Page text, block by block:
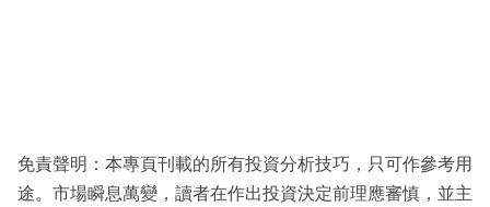
免責聲明：本專頁刊載的所有投資分析技巧，只可作參考用
途。市場瞬息萬變，讀者在作出投資決定前理應審慎，並主